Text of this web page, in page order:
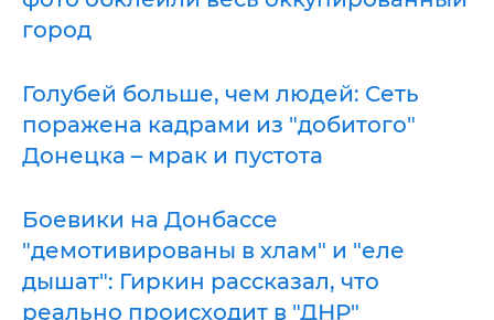
город
Голубей больше, чем людей: Сеть
поражена кадрами из "добитого"
Донецка – мрак и пустота
Боевики на Донбассе
"демотивированы в хлам" и "еле
дышат": Гиркин рассказал, что
реально происходит в "ДНР"